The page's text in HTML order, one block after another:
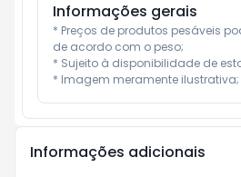
Informações gerais
* Preços de produtos pesáveis
de acordo com o peso;
* Sujeito à disponibilidade de
* Imagem meramente ilustrativa;
Informações adicionais